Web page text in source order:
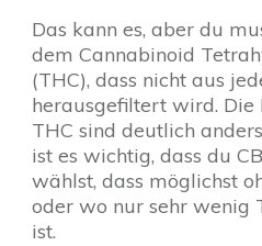
Das kann es, aber du
dem Cannabinoid
(THC), dass nicht aus
herausgefiltert wird.
THC sind deutlich
ist es wichtig, dass du
wählst, dass möglichst
oder wo nur sehr wenig
ist.